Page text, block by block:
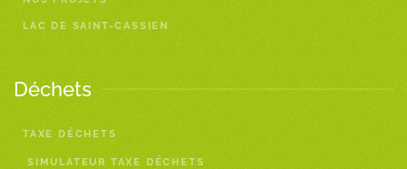
LAC DE SAINT-CASSIEN
Déchets
TAXE DÉCHETS
SIMULATEUR TAXE DÉCHETS